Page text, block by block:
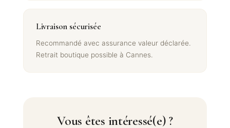
Livraison sécurisée
Recommandé avec assurance valeur déclarée.
Retrait boutique possible à Cannes.
Vous êtes intéressé(e) ?